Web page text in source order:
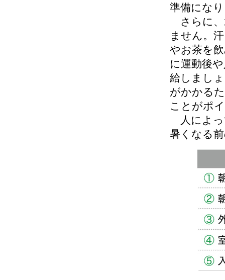
準備にな
さらに、
ません。
やお茶を
に運動後
給しまし
がかかる
ことがポ
人によっ
暑くなる